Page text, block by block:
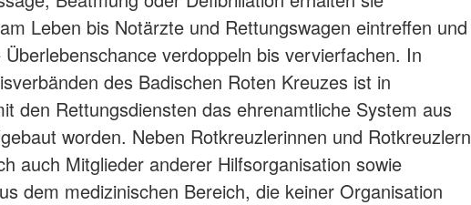
Leben bis Notärzte und Rettungswagen eintreffen und
verdoppeln bis vervierfachen. In
des Badischen Roten Kreuzes ist in
den Rettungsdiensten das ehrenamtliche System aus
worden. Neben Rotkreuzlerinnen und Rotkreuzlern
auch Mitglieder anderer Hilfsorganisation sowie
dem medizinischen Bereich, die keiner Organisation